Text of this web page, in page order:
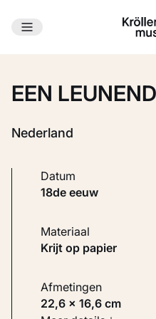
Ga naar hoofdinhoud
EEN
Nederland
Datum
18de eeuw
Materiaal
Krijt op papier
Afmetingen
22,6 × 16,6 cm